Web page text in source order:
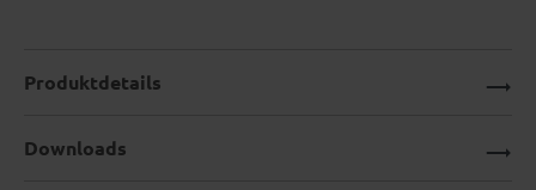
Produktdetails
Downloads